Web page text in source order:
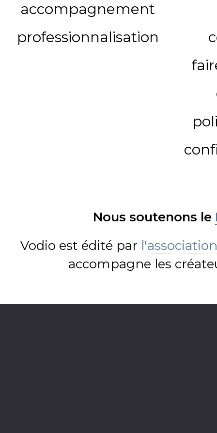
accompagnement
professionnalisation